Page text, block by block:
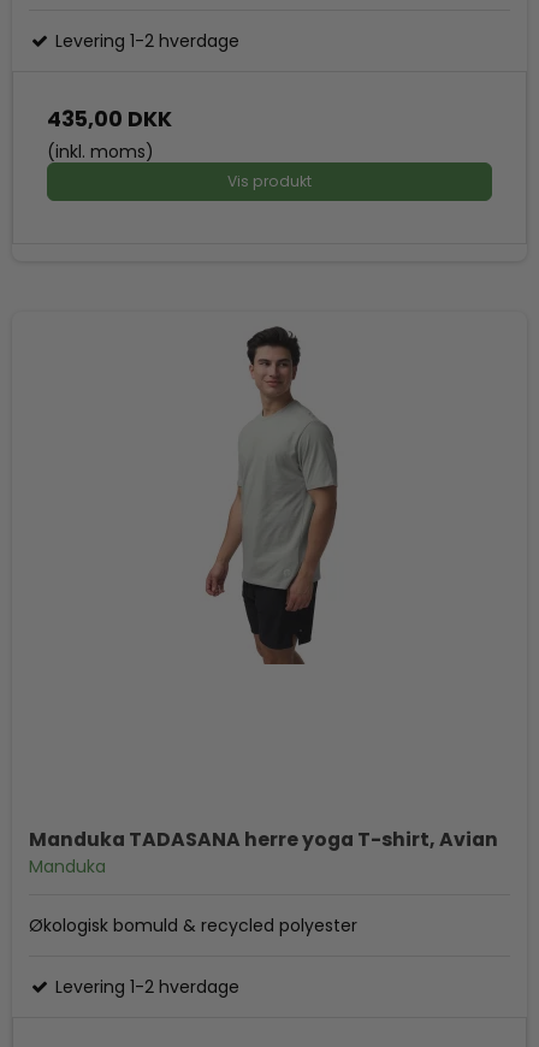
Levering 1-2 hverdage
435,00 DKK
(inkl. moms)
Vis produkt
Manduka TADASANA herre yoga T-shirt, Avian
Manduka
Økologisk bomuld & recycled polyester
Levering 1-2 hverdage